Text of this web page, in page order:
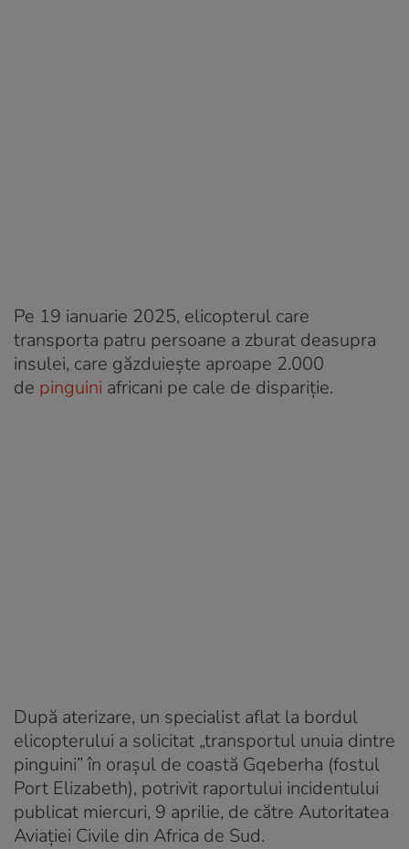
Pe 19 ianuarie 2025, elicopterul care
transporta patru persoane a zburat deasupra
insulei, care găzduiește aproape 2.000
de pinguini africani pe cale de dispariție.
După aterizare, un specialist aflat la bordul
elicopterului a solicitat „transportul unuia dintre
pinguini” în orașul de coastă Gqeberha (fostul
Port Elizabeth), potrivit raportului incidentului
publicat miercuri, 9 aprilie, de către Autoritatea
Aviației Civile din Africa de Sud.